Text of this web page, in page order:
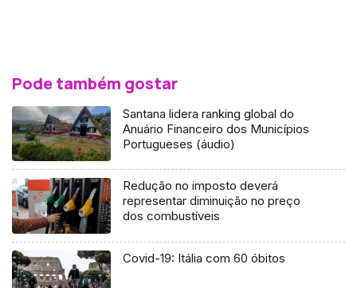
Pode também gostar
Santana lidera ranking global do
Anuário Financeiro dos Municípios
Portugueses (áudio)
Redução no imposto deverá
representar diminuição no preço
dos combustíveis
Covid-19: Itália com 60 óbitos